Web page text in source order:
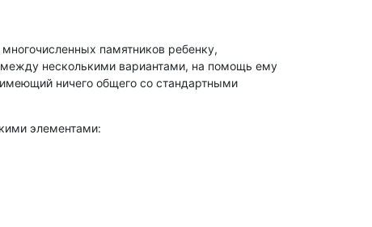
памятников ребенку,
между несколькими вариантами, на помощь ему
ничего общего со стандартными
элементами: